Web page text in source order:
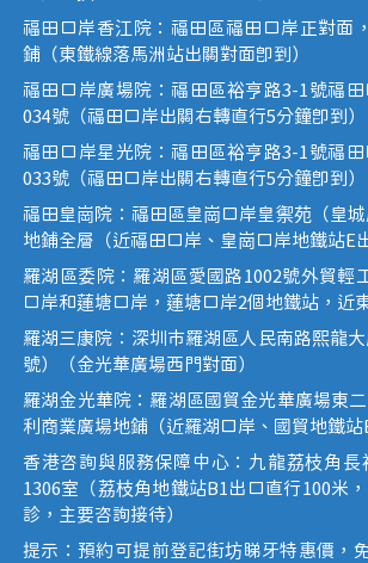
福田口岸香江院：福田區福田口岸正對面
鋪（東鐵線落馬洲站出關對面即到）
福田口岸廣場院：福田區裕亨路3-1號福
034號（福田口岸出關右轉直行5分鐘即到）
福田口岸星光院：福田區裕亨路3-1號福
033號（福田口岸出關右轉直行5分鐘即到）
福田皇崗院：福田區皇崗口岸皇禦苑（皇
地鋪全層（近福田口岸、皇崗口岸地鐵站E
羅湖區委院：羅湖區愛國路1002號外貿輕
口岸和蓮塘口岸，蓮塘口岸2個地鐵站，近
羅湖三康院：深圳市羅湖區人民南路熙龍
號）（金光華廣場西門對面）
羅湖金光華院：羅湖區國貿金光華廣場東
利商業廣場地鋪（近羅湖口岸、國貿地鐵站
香港咨詢與服務保障中心：九龍荔枝角長
1306室（荔枝角地鐵站B1出口直行100米
診，主要咨詢接待）
提示：預約可提前登記街坊睇牙特惠價，